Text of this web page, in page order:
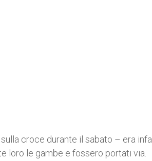
croce durante il sabato – era
loro le gambe e fossero portati via.